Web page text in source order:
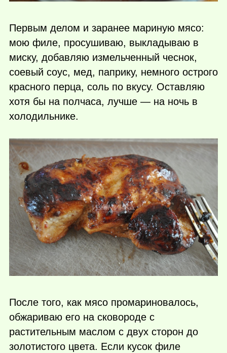
Первым делом и заранее мариную мясо:
мою филе, просушиваю, выкладываю в
миску, добавляю измельченный чеснок,
соевый соус, мед, паприку, немного острого
красного перца, соль по вкусу. Оставляю
хотя бы на полчаса, лучше — на ночь в
холодильнике.
После того, как мясо промариновалось,
обжариваю его на сковороде с
растительным маслом с двух сторон до
золотистого цвета. Если кусок филе